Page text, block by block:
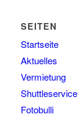
SEITEN
Startseite
Aktuelles
Vermietung
Shuttleservice
Fotobulli